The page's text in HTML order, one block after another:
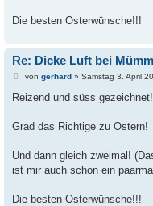
Die besten Osterwünsche!!!
Re: Dicke Luft bei
B
i
a
von gerhard» Samstag 3. April
Reizend und süss gezeichnet!
Grad das Richtige zu Ostern!
Und dann gleich zweimal!
ist mir auch schon ein
Die besten Osterwünsche!!!